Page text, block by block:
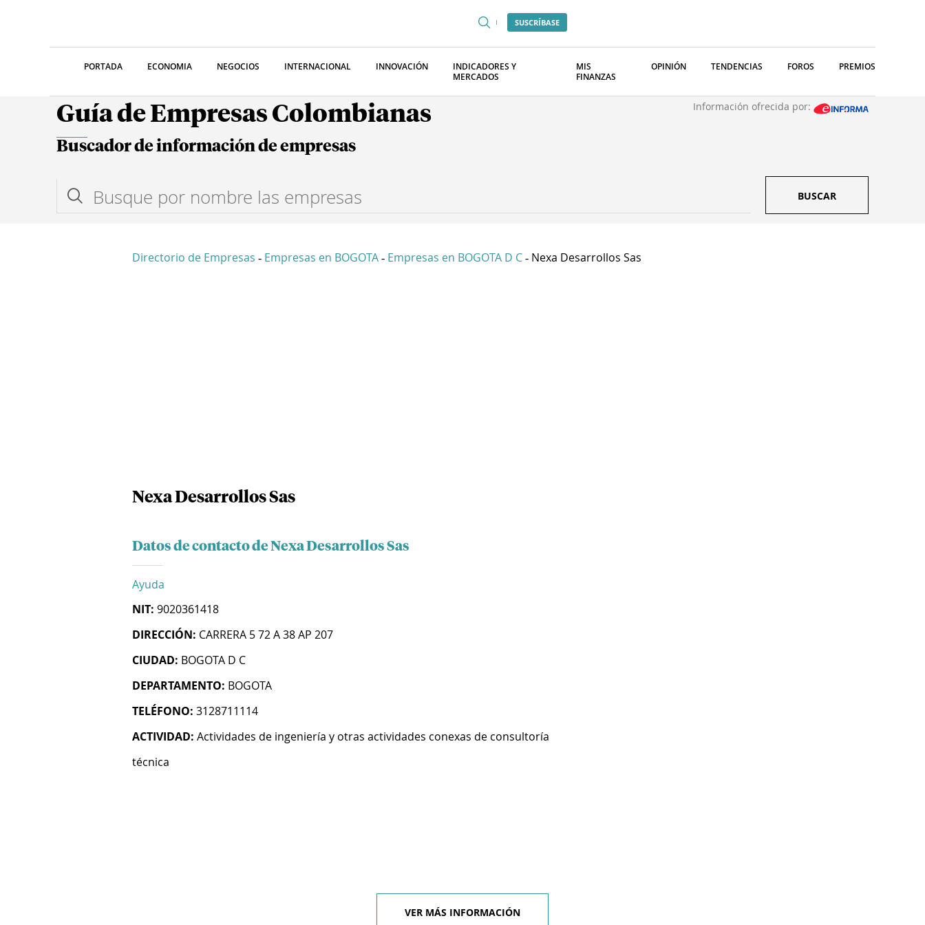
SUSCRÍBASE
PORTADA ECONOMIA NEGOCIOS INTERNACIONAL INNOVACIÓN
INDICADORES Y
MERCADOS
MIS
FINANZAS
OPINIÓN TENDENCIAS FOROS PREMIOS
Guía de Empresas Colombianas Información ofrecida por:
Buscador de información de empresas
BUSCAR
Directorio de Empresas - Empresas en BOGOTA - Empresas en BOGOTA D C - Nexa Desarrollos Sas
Nexa Desarrollos Sas
Datos de contacto de Nexa Desarrollos Sas
Ayuda
NIT: 9020361418
DIRECCIÓN: CARRERA 5 72 A 38 AP 207
CIUDAD: BOGOTA D C
DEPARTAMENTO: BOGOTA
TELÉFONO: 3128711114
ACTIVIDAD: Actividades de ingeniería y otras actividades conexas de consultoría
técnica
VER MÁS INFORMACIÓN